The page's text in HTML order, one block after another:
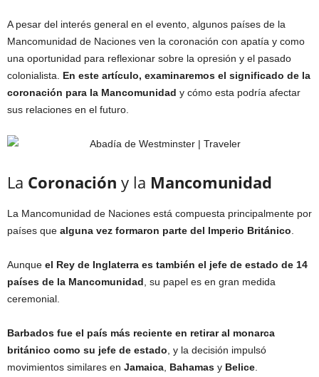
A pesar del interés general en el evento, algunos países de la
Mancomunidad de Naciones ven la coronación con apatía y como
una oportunidad para reflexionar sobre la opresión y el pasado
colonialista.
En este artículo, examinaremos el significado de la
coronación para la Mancomunidad y cómo esta podría afectar
sus relaciones en el futuro.
La Coronación y la Mancomunidad
La Mancomunidad de Naciones está compuesta principalmente por
países que alguna vez formaron parte del Imperio Británico
Aunque el Rey de Inglaterra es también el jefe de estado de 14
países de la Mancomunidad , su papel es en gran medida
ceremonial.
Barbados fue el país más reciente en retirar al monarca
británico como su jefe de estado , y la decisión impulsó
movimientos similares en Jamaica Bahamas y Belice